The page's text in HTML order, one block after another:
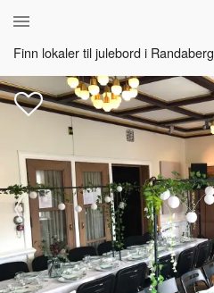
Finn lokaler til julebord i Randaberg